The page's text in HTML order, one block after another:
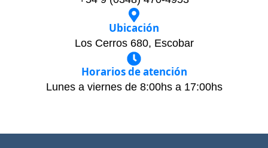
Ubicación
Los Cerros 680, Escobar
Horarios de atención
Lunes a viernes de 8:00hs a 17:00hs